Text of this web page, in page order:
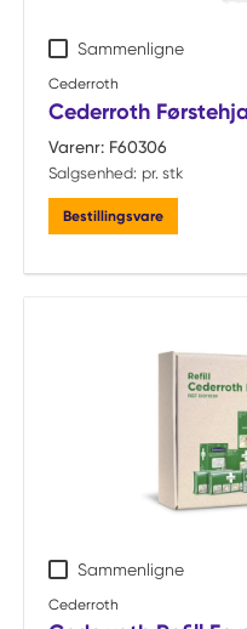
Sammenligne
Cederroth
Cederroth
Varenr: F60306
Salgsenhed: pr. stk
Bestillingsvare
Sammenligne
Cederroth